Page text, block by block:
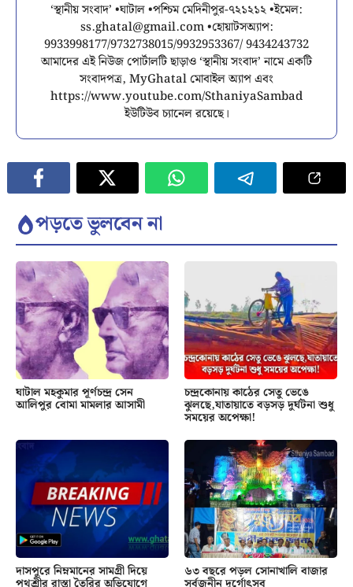
‘স্থানীয় সংবাদ’ •ঘাটাল •পশ্চিম মেদিনীপুর-৭২১২১২ •ইমেল:
ss.ghatal@gmail.com•হোয়াটসঅ্যাপ:
9933998177/9732738015/9932953367/ 9434243732
আমাদের এই নিউজ পোর্টালটি ছাড়াও ‘স্থানীয় সংবাদ’ নামে একটি
সংবাদপত্র, MyGhatal মোবাইল অ্যাপ এবং
https://www.youtube.com/SthaniyaSambad
ইউটিউব চ্যানেল রয়েছে।
পড়তে ভুলবেন না
ঘাটাল মহকুমার পূর্ণচন্দ্র সেন
আলিপুর বোমা মামলার আসামী
চন্দ্রকোনায় কাঠের সেতু ভেঙে
ঝুলছে,যাতায়াতে বড়সড় দুর্ঘটনা শুধু
সময়ের অপেক্ষা!
দাসপুরে নিম্নমানের সামগ্রী দিয়ে ৬৩ বছরে পড়ল সোনাখালি বাজার